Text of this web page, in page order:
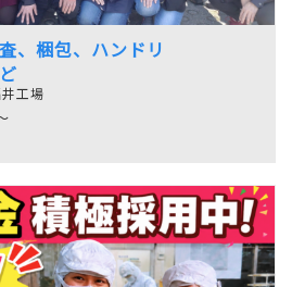
、梱包、ハンドリ
工場